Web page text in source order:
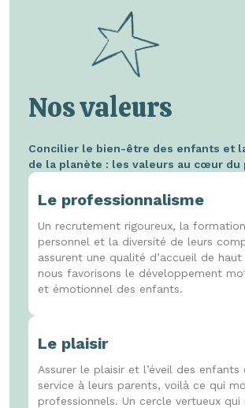
Nos valeurs
Concilier le bien-être des enfants et
de la planète : les valeurs au cœur du
Le professionnalisme
Un recrutement rigoureux, la
personnel et la diversité de leurs
assurent une qualité d’accueil de haut
nous favorisons le développement
et émotionnel des enfants.
Le plaisir
Assurer le plaisir et l’éveil des enfants
service à leurs parents, voilà ce qui
professionnels. Un cercle vertueux qui